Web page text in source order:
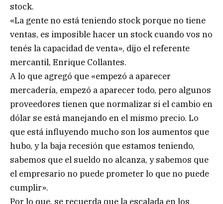
stock.
«La gente no está teniendo stock porque no tiene
ventas, es imposible hacer un stock cuando vos no
tenés la capacidad de venta», dijo el referente
mercantil, Enrique Collantes.
A lo que agregó que «empezó a aparecer
mercadería, empezó a aparecer todo, pero algunos
proveedores tienen que normalizar si el cambio en
dólar se está manejando en el mismo precio. Lo
que está influyendo mucho son los aumentos que
hubo, y la baja recesión que estamos teniendo,
sabemos que el sueldo no alcanza, y sabemos que
el empresario no puede prometer lo que no puede
cumplir».
Por lo que, se recuerda que la escalada en los